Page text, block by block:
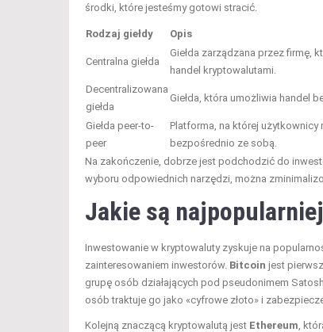
środki, które jesteśmy gotowi stracić.
Rodzaj giełdy Opis
Centralna giełda
Giełda zarządzana przez firmę,
handel kryptowalutami.
Decentralizowana
giełda
Giełda, która umożliwia handel
Giełda peer-to-
peer
Platforma, na której użytkownicy
bezpośrednio ze sobą.
Na zakończenie, dobrze jest podchodzić do
wyboru odpowiednich narzędzi, można
Jakie są
Inwestowanie w kryptowaluty zyskuje na
zainteresowaniem inwestorów. Bitcoin jest
grupę osób działających pod pseudonimem
osób traktuje go jako «cyfrowe złoto» i
Kolejną znaczącą kryptowalutą jest Ethereum ,